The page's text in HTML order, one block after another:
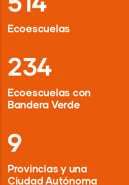
Ecoescuelas
326
Ecoescuelas con
Bandera Verde
13
Provincias y una
Ciudad Autónoma